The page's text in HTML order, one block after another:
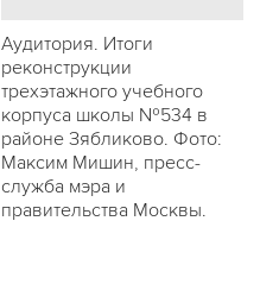
Аудитория. Итоги
реконструкции
трехэтажного учебного
корпуса школы №534 в
районе Зябликово. Фото:
Максим Мишин, пресс-
служба мэра и
правительства Москвы.